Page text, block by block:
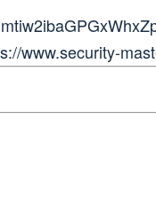
www.security-